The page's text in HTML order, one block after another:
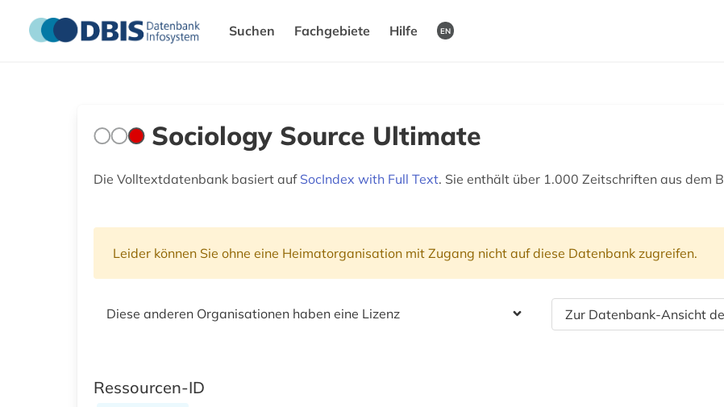
Suchen Fachgebiete Hilfe EN
Sociology Source Ultimate
Die Volltextdatenbank basiert auf SocIndex with Full Text. Sie enthält über 1.000 Zeitschriften aus dem
Leider können Sie ohne eine Heimatorganisation mit Zugang nicht auf diese Datenbank zugreifen.
Diese anderen Organisationen haben eine Lizenz Zur Datenbank-Ansicht
Ressourcen-ID